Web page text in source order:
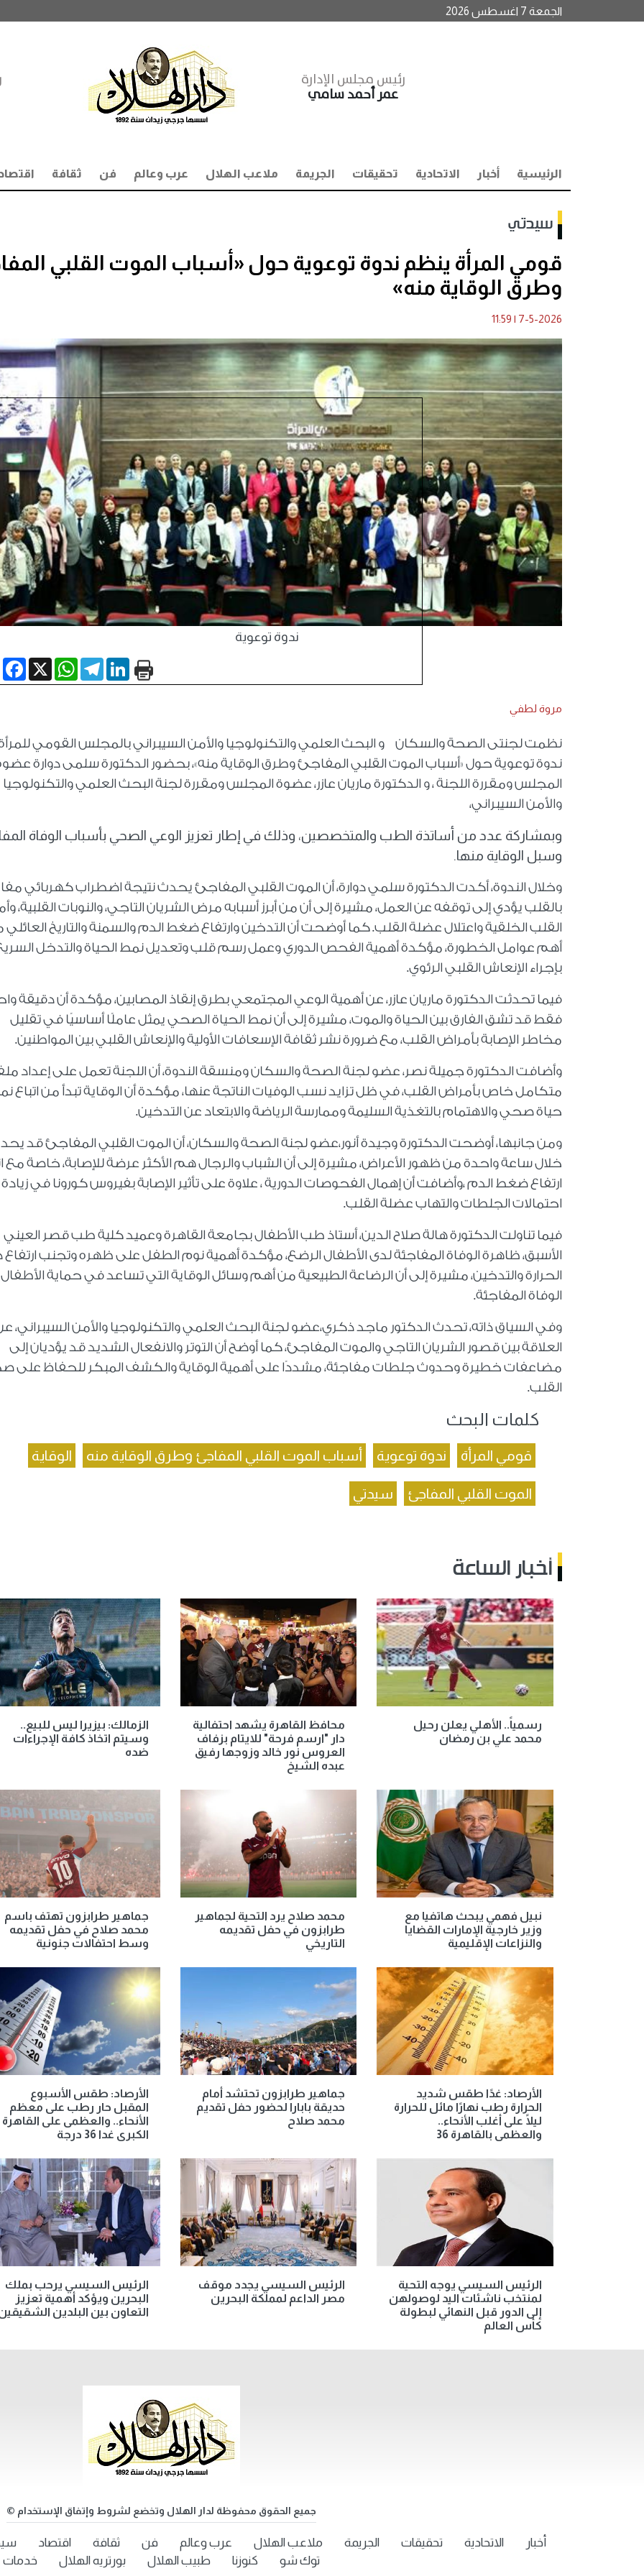
الجمعة 7 اغسطس 2026
رئيس مجلس الإدارة
عمر أحمد سامي
الرئيسية أخبار الاتحادية تحقيقات الجريمة ملاعب الهلال عرب وعالم فن ثقافة
سيدتي
قومي المرأة ينظم ندوة توعوية حول «أسباب الموت القلبي
وطرق الوقاية منه»
7-5-2026
|
11:59
ندوة توعوية
X
WhatsApp
TelegramLinkedIn
مروة لطفي
نظمت لجنتى الصحة والسكان و البحث العلمي والتكنولوجيا والأمن السيبراني بالمجلس القومي
ندوة توعوية حول «أسباب الموت القلبي المفاجئ وطرق الوقاية منه»، بحضور الدكتورة سلمى دوارة
المجلس ومقررة اللجنة ، و الدكتورة ماريان عازر، عضوة المجلس ومقررة لجنة البحث العلمي والتكنولوجيا
والأمن السيبراني،
وبمشاركة عدد من أساتذة الطب والمتخصصين، وذلك في إطار تعزيز الوعي الصحي بأسباب الوفاة
وسبل الوقاية منها.
وخلال الندوة، أكدت الدكتورة سلمي دوارة، أن الموت القلبي المفاجئ يحدث نتيجة اضطراب كهربائي
بالقلب يؤدي إلى توقفه عن العمل، مشيرة إلى أن من أبرز أسبابه مرض الشريان التاجي، والنوبات القلبية،
القلب الخلقية واعتلال عضلة القلب. كما أوضحت أن التدخين وارتفاع ضغط الدم والسمنة والتاريخ
أهم عوامل الخطورة، مؤكدة أهمية الفحص الدوري وعمل رسم قلب وتعديل نمط الحياة والتدخل
بإجراء الإنعاش القلبي الرئوي.
فيما تحدثت الدكتورة ماريان عازر، عن أهمية الوعي المجتمعي بطرق إنقاذ المصابين، مؤكدة أن دقيقة
فقط قد تشق الفارق بين الحياة والموت، مشيرة إلى أن نمط الحياة الصحي يمثل عاملًا أساسيًا في تقليل
مخاطر الإصابة بأمراض القلب، مع ضرورة نشر ثقافة الإسعافات الأولية والإنعاش القلبي بين المواطنين.
وأضافت الدكتورة جميلة نصر، عضو لجنة الصحة والسكان ومنسقة الندوة، أن اللجنة تعمل على إعداد
متكامل خاص بأمراض القلب، في ظل تزايد نسب الوفيات الناتجة عنها، مؤكدة أن الوقاية تبدأ من اتباع
حياة صحي والاهتمام بالتغذية السليمة وممارسة الرياضة والابتعاد عن التدخين.
ومن جانبها، أوضحت الدكتورة وجيدة أنور،عضو لجنة الصحة والسكان، أن الموت القلبي المفاجئ قد
خلال ساعة واحدة من ظهور الأعراض، مشيرة إلى أن الشباب والرجال هم الأكثر عرضة للإصابة، خاصة مع
ارتفاع ضغط الدم ،وأضافت أن إهمال الفحوصات الدورية ، علاوة على تأثير الإصابة بفيروس كورونا في زيادة
احتمالات الجلطات والتهاب عضلة القلب.
فيما تناولت الدكتورة هالة صلاح الدين، أستاذ طب الأطفال بجامعة القاهرة وعميد كلية طب قصر العيني
الأسبق، ظاهرة الوفاة المفاجئة لدى الأطفال الرضع، مؤكدة أهمية نوم الطفل على ظهره وتجنب ارتفاع
الحرارة والتدخين، مشيرة إلى أن الرضاعة الطبيعية من أهم وسائل الوقاية التي تساعد في حماية
الوفاة المفاجئة.
وفي السياق ذاته، تحدث الدكتور ماجد ذكري،عضو لجنة البحث العلمي والتكنولوجيا والأمن السيبراني،
العلاقة بين قصور الشريان التاجي والموت المفاجئ، كما أوضح أن التوتر والانفعال الشديد قد يؤديان إلى
مضاعفات خطيرة وحدوث جلطات مفاجئة، مشددًا على أهمية الوقاية والكشف المبكر للحفاظ على
القلب.
كلمات البحث
قومي المرأة ندوة توعوية أسباب الموت القلبي المفاجئ وطرق الوقاية منه الوقاية
الموت القلبي المفاجئ سيدتي
أخبار الساعة
رسمياً.. الأهلي يعلن رحيل
محمد علي بن رمضان
محافظ القاهرة يشهد احتفالية
دار "ارسم فرحة" للايتام بزفاف
العروس نور خالد وزوجها رفيق
عبده الشيخ
الزمالك: بيزيرا ليس للبيع..
وسيتم اتخاذ كافة الإجراءات
ضده
نبيل فهمي يبحث هاتفيا مع
وزير خارجية الإمارات القضايا
والنزاعات الإقليمية
محمد صلاح يرد التحية لجماهير
طرابزون في حفل تقديمه
التاريخي
جماهير طرابزون تهتف باسم
محمد صلاح في حفل تقديمه
وسط احتفالات جنونية
الأرصاد: غدًا طقس شديد
الحرارة رطب نهارًا مائل للحرارة
ليلًا على أغلب الأنحاء..
والعظمى بالقاهرة 36
جماهير طرابزون تحتشد أمام
حديقة بابارا لحضور حفل تقديم
محمد صلاح
الأرصاد: طقس الأسبوع
المقبل حار رطب على معظم
الأنحاء.. والعظمى على القاهرة
الكبرى غدا 36 درجة
الرئيس السيسي يوجه التحية
لمنتخب ناشئات اليد لوصولهن
إلى الدور قبل النهائي لبطولة
كأس العالم
الرئيس السيسي يجدد موقف
مصر الداعم لمملكة البحرين
الرئيس السيسي يرحب بملك
البحرين ويؤكد أهمية تعزيز
التعاون بين البلدين
جميع الحقوق محفوظة لدار الهلال وتخضع لشروط وإتفاق الإستخدام ©
أخبار الاتحادية تحقيقات الجريمة ملاعب الهلال عرب وعالم فن ثقافة اقتصاد
توك شو
كنوزنا طبيب الهلال بورتريه الهلال خدمات